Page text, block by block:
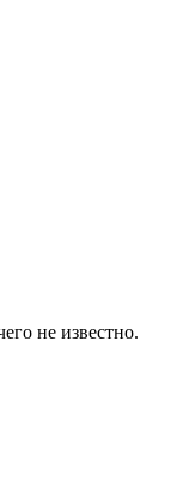
не известно.